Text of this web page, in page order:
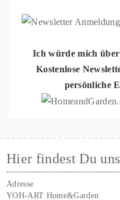
Ich würde mich
Kostenlose
persönliche
Hier findest Du uns
Adresse
YOH-ART Home&Garden